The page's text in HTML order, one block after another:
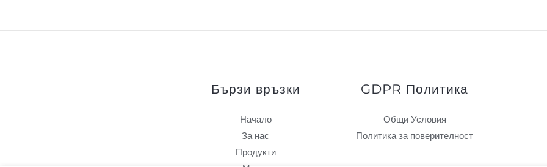
Бързи връзки
Начало
За нас
Продукти
GDPR Политика
Общи Условия
Политика за поверителност